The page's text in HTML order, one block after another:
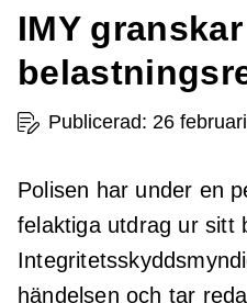
IMY
Publicerad: 26
Polisen har under en
felaktiga utdrag ur sitt
händelsen och tar